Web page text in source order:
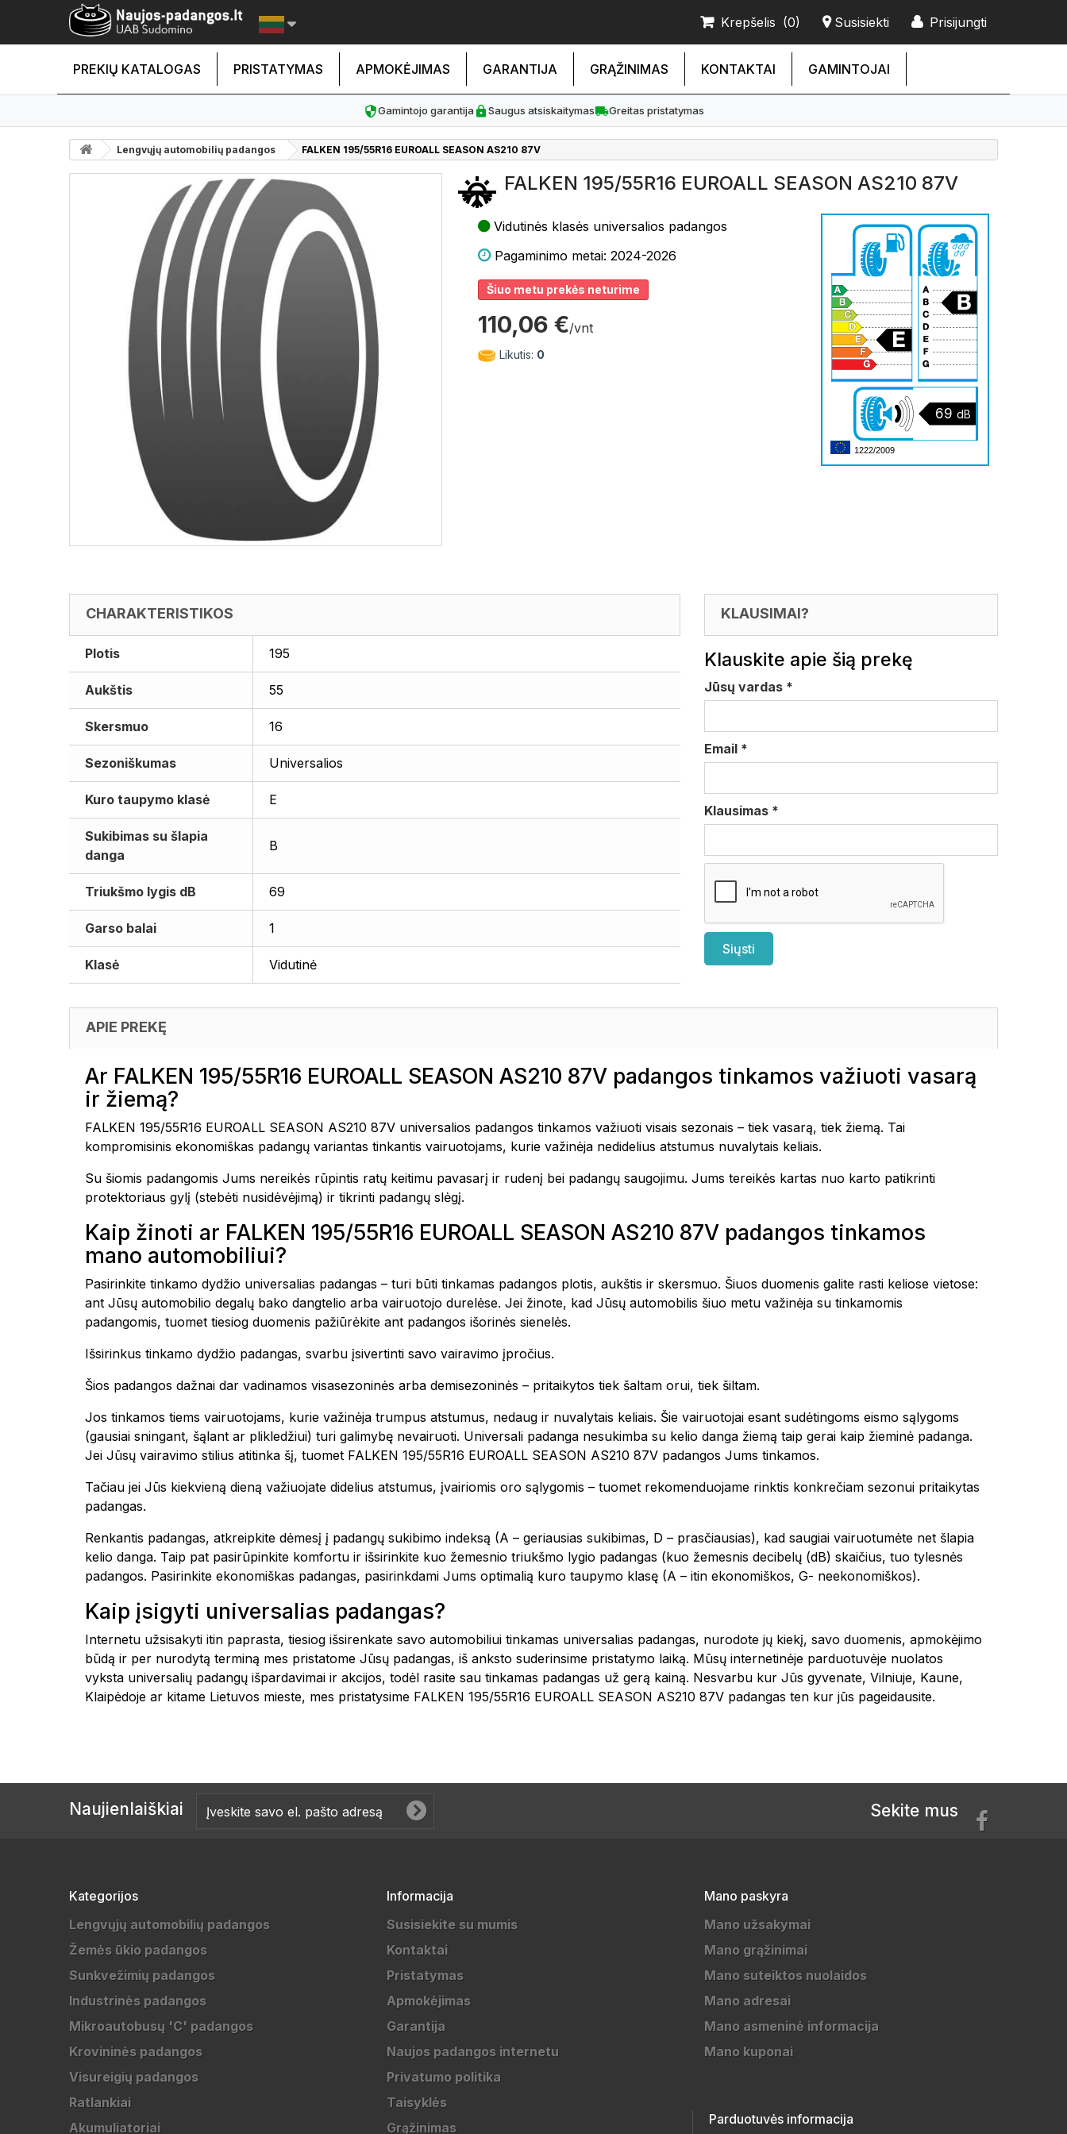
Prisijungti
Susisiekti
Krepšelis (0)
PREKIŲ KATALOGAS PRISTATYMAS APMOKĖJIMAS GARANTIJA GRĄŽINIMAS KONTAKTAI GAMINTOJAI
Gamintojo garantija Saugus atsiskaitymas Greitas pristatymas
Lengvųjų automobilių padangos FALKEN 195/55R16 EUROALL SEASON AS210 87V
FALKEN 195/55R16 EUROALL SEASON AS210 87V
Vidutinės klasės universalios padangos
Pagaminimo metai: 2024-2026
Šiuo metu prekės neturime
110,06 €/vnt
Likutis: 0
69 dB
1222/2009
CHARAKTERISTIKOS
Plotis 195
Aukštis 55
Skersmuo 16
Sezoniškumas Universalios
Kuro taupymo klasė E
Sukibimas su šlapia
danga
B
Triukšmo lygis dB 69
Garso balai 1
Klasė Vidutinė
KLAUSIMAI?
Klauskite apie šią prekę
Jūsų vardas *
Email *
Klausimas *
APIE PREKĘ
Ar FALKEN 195/55R16 EUROALL SEASON AS210 87V padangos tinkamos važiuoti vasarą
ir žiemą?
FALKEN 195/55R16 EUROALL SEASON AS210 87V universalios padangos tinkamos važiuoti visais sezonais – tiek vasarą, tiek žiemą. Tai
kompromisinis ekonomiškas padangų variantas tinkantis vairuotojams, kurie važinėja nedidelius atstumus nuvalytais keliais.
Su šiomis padangomis Jums nereikės rūpintis ratų keitimu pavasarį ir rudenį bei padangų saugojimu. Jums tereikės kartas nuo karto patikrinti
protektoriaus gylį (stebėti nusidėvėjimą) ir tikrinti padangų slėgį.
Kaip žinoti ar FALKEN 195/55R16 EUROALL SEASON AS210 87V padangos tinkamos
mano automobiliui?
Pasirinkite tinkamo dydžio universalias padangas – turi būti tinkamas padangos plotis, aukštis ir skersmuo. Šiuos duomenis galite rasti keliose vietose:
ant Jūsų automobilio degalų bako dangtelio arba vairuotojo durelėse. Jei žinote, kad Jūsų automobilis šiuo metu važinėja su tinkamomis
padangomis, tuomet tiesiog duomenis pažiūrėkite ant padangos išorinės sienelės.
Išsirinkus tinkamo dydžio padangas, svarbu įsivertinti savo vairavimo įpročius.
Šios padangos dažnai dar vadinamos visasezoninės arba demisezoninės – pritaikytos tiek šaltam orui, tiek šiltam.
Jos tinkamos tiems vairuotojams, kurie važinėja trumpus atstumus, nedaug ir nuvalytais keliais. Šie vairuotojai esant sudėtingoms eismo sąlygoms
(gausiai sningant, šąlant ar plikledžiui) turi galimybę nevairuoti. Universali padanga nesukimba su kelio danga žiemą taip gerai kaip žieminė padanga.
Jei Jūsų vairavimo stilius atitinka šį, tuomet FALKEN 195/55R16 EUROALL SEASON AS210 87V padangos Jums tinkamos.
Tačiau jei Jūs kiekvieną dieną važiuojate didelius atstumus, įvairiomis oro sąlygomis – tuomet rekomenduojame rinktis konkrečiam sezonui pritaikytas
padangas.
Renkantis padangas, atkreipkite dėmesį į padangų sukibimo indeksą (A – geriausias sukibimas, D – prasčiausias), kad saugiai vairuotumėte net šlapia
kelio danga. Taip pat pasirūpinkite komfortu ir išsirinkite kuo žemesnio triukšmo lygio padangas (kuo žemesnis decibelų (dB) skaičius, tuo tylesnės
padangos. Pasirinkite ekonomiškas padangas, pasirinkdami Jums optimalią kuro taupymo klasę (A – itin ekonomiškos, G- neekonomiškos).
Kaip įsigyti universalias padangas?
Internetu užsisakyti itin paprasta, tiesiog išsirenkate savo automobiliui tinkamas universalias padangas, nurodote jų kiekį, savo duomenis, apmokėjimo
būdą ir per nurodytą terminą mes pristatome Jūsų padangas, iš anksto suderinsime pristatymo laiką. Mūsų internetinėje parduotuvėje nuolatos
vyksta universalių padangų išpardavimai ir akcijos, todėl rasite sau tinkamas padangas už gerą kainą. Nesvarbu kur Jūs gyvenate, Vilniuje, Kaune,
Klaipėdoje ar kitame Lietuvos mieste, mes pristatysime FALKEN 195/55R16 EUROALL SEASON AS210 87V padangas ten kur jūs pageidausite.
Naujienlaiškiai Sekite mus
Kategorijos
Lengvųjų automobilių padangos
Žemės ūkio padangos
Sunkvežimių padangos
Industrinės padangos
Mikroautobusų 'C' padangos
Krovininės padangos
Visureigių padangos
Ratlankiai
Akumuliatoriai
Informacija
Susisiekite su mumis
Kontaktai
Pristatymas
Apmokėjimas
Garantija
Naujos padangos internetu
Privatumo politika
Taisyklės
Grąžinimas
Mano paskyra
Mano užsakymai
Mano grąžinimai
Mano suteiktos nuolaidos
Mano adresai
Mano asmeninė informacija
Mano kuponai
Parduotuvės informacija